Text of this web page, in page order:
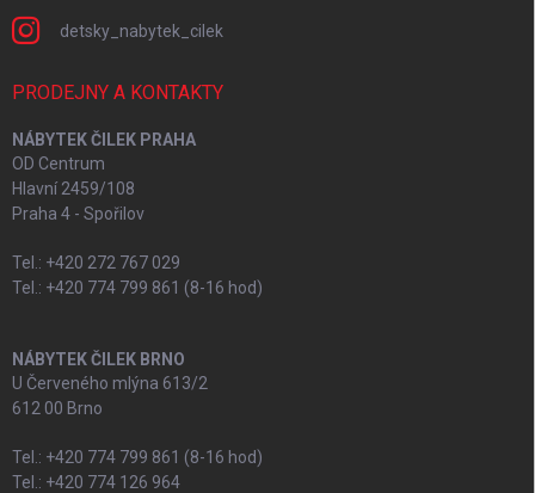
detsky_nabytek_cilek
PRODEJNY A KONTAKTY
NÁBYTEK ČILEK PRAHA
OD Centrum
Hlavní 2459/108
Praha 4 - Spořilov
Tel.: +420 272 767 029
Tel.: +420 774 799 861 (8-16 hod)
NÁBYTEK ČILEK BRNO
U Červeného mlýna 613/2
612 00 Brno
Tel.: +420 774 799 861 (8-16 hod)
Tel.: +420 774 126 964